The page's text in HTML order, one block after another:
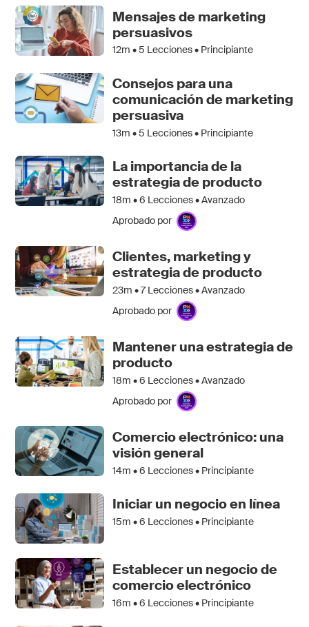
Mensajes de marketing
persuasivos
12m •5 Lecciones • Principiante
Consejos para una
comunicación de marketing
persuasiva
13m •5 Lecciones • Principiante
La importancia de la
estrategia de producto
18m •6 Lecciones • Avanzado
Aprobado por
Clientes, marketing y
estrategia de producto
23m •7Lecciones • Avanzado
Aprobado por
Mantener una estrategia de
producto
18m •6 Lecciones • Avanzado
Aprobado por
Comercio electrónico: una
visión general
14m •6 Lecciones • Principiante
Iniciar un negocio en línea
15m •6 Lecciones • Principiante
Establecer un negocio de
comercio electrónico
16m •6 Lecciones • Principiante